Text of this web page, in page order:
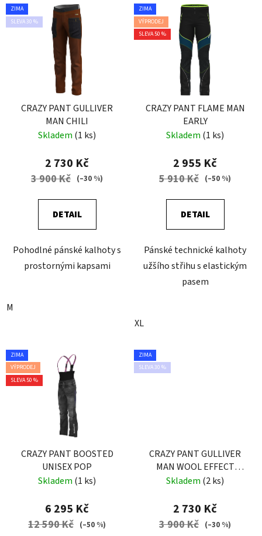
ZIMA
SLEVA 30 %
CRAZY PANT GULLIVER
MAN CHILI
Skladem (1 ks)
2 730 Kč
3 900 Kč (–30 %)
DETAIL
Pohodlné pánské kalhoty s
prostornými kapsami
M
ZIMA
VÝPRODEJ
SLEVA 50 %
CRAZY PANT FLAME MAN
EARLY
Skladem (1 ks)
2 955 Kč
5 910 Kč (–50 %)
DETAIL
Pánské technické kalhoty
užšího střihu s elastickým
pasem
XL
ZIMA
VÝPRODEJ
SLEVA 50 %
CRAZY PANT BOOSTED
UNISEX POP
Skladem (1 ks)
6 295 Kč
12 590 Kč (–50 %)
ZIMA
SLEVA 30 %
CRAZY PANT GULLIVER
MAN WOOL EFFECT
DARK GRAY
Skladem (2 ks)
2 730 Kč
3 900 Kč (–30 %)